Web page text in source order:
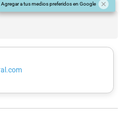
Agregar a tus medios preferidos en Google